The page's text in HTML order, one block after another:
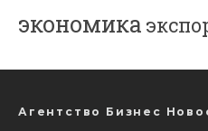
экономика
Агентство Бизнес